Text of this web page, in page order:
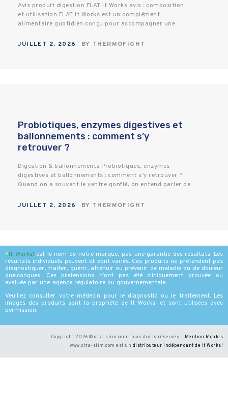
Avis produit digestion FLAT It Works avis : composition
et utilisation FLAT It Works est un complément
alimentaire quotidien conçu pour accompagner une
JUILLET 2, 2026
BY THERMOFIGHT
Probiotiques, enzymes digestives et
ballonnements : comment s’y
retrouver ?
Digestion & ballonnements Probiotiques, enzymes
digestives et ballonnements : comment s’y retrouver ?
Quand on a souvent le ventre gonflé, on entend parler de
JUILLET 2, 2026
BY THERMOFIGHT
*It Works! est le nom de notre marque, pas une garantie des résultats. Les
résultats individuels peuvent et vont variés. Ces produits ne prétendent pas
diagnostiquer, traiter, guérir, atténuir ou prévenir de maladie ou de douleur
quelconques. Ces pretensions n’ont pas été cliniquement prouvée ou
evaluée par une agence régulatoire ou gouvernementale.
Veuillez consulter votre médecin pour le diagnostic ou le traitement. Les
images des produits sont la propriété de It Works! et sont utilisées avec
permission.
Copyright 2026 ©xtra-slim.com- Tous droits réservés – Mention légales
www.xtra-slim.com est un distributeur indépendant de It Works!